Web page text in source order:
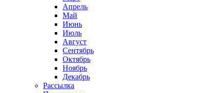
Апрель
Май
Июнь
Июль
Август
Сентябрь
Октябрь
Ноябрь
Декабрь
Рассылка